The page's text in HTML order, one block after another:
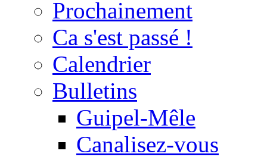
Prochainement
Ca s'est passé !
Calendrier
Bulletins
Guipel-Mêle
Canalisez-vous